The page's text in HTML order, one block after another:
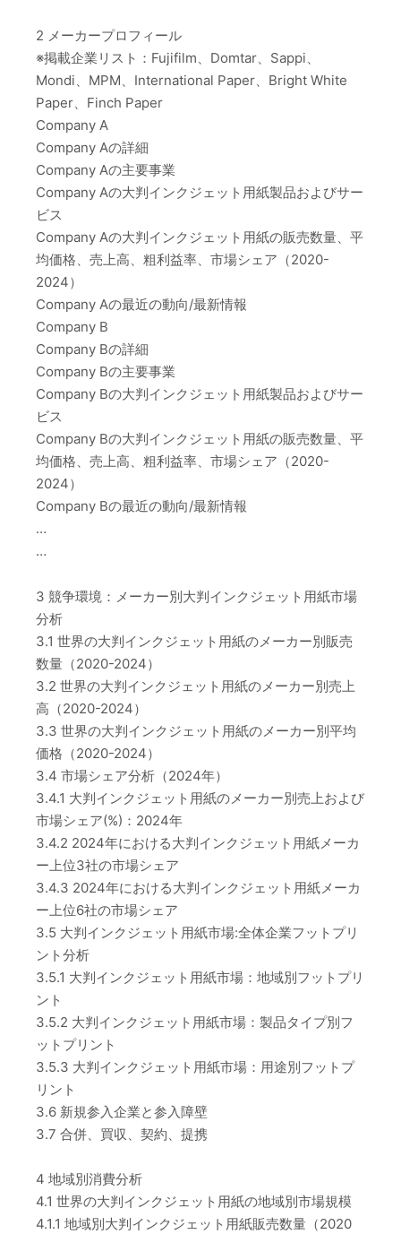
2 メーカープロフィール
※掲載企業リスト：Fujifilm、Domtar、Sappi、
Mondi、MPM、International Paper、Bright White
Paper、Finch Paper
Company A
Company Aの詳細
Company Aの主要事業
Company Aの大判インクジェット用紙製品およびサー
ビス
Company Aの大判インクジェット用紙の販売数量、平
均価格、売上高、粗利益率、市場シェア（2020-
2024）
Company Aの最近の動向/最新情報
Company B
Company Bの詳細
Company Bの主要事業
Company Bの大判インクジェット用紙製品およびサー
ビス
Company Bの大判インクジェット用紙の販売数量、平
均価格、売上高、粗利益率、市場シェア（2020-
2024）
Company Bの最近の動向/最新情報
…
…
3 競争環境：メーカー別大判インクジェット用紙市場
分析
3.1 世界の大判インクジェット用紙のメーカー別販売
数量（2020-2024）
3.2 世界の大判インクジェット用紙のメーカー別売上
高（2020-2024）
3.3 世界の大判インクジェット用紙のメーカー別平均
価格（2020-2024）
3.4 市場シェア分析（2024年）
3.4.1 大判インクジェット用紙のメーカー別売上および
市場シェア(%)：2024年
3.4.2 2024年における大判インクジェット用紙メーカ
ー上位3社の市場シェア
3.4.3 2024年における大判インクジェット用紙メーカ
ー上位6社の市場シェア
3.5 大判インクジェット用紙市場:全体企業フットプリ
ント分析
3.5.1 大判インクジェット用紙市場：地域別フットプリ
ント
3.5.2 大判インクジェット用紙市場：製品タイプ別フ
ットプリント
3.5.3 大判インクジェット用紙市場：用途別フットプ
リント
3.6 新規参入企業と参入障壁
3.7 合併、買収、契約、提携
4 地域別消費分析
4.1 世界の大判インクジェット用紙の地域別市場規模
4.1.1 地域別大判インクジェット用紙販売数量（2020